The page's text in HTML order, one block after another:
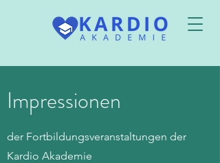
Impressionen
der Fortbildungsveranstaltungen der
Kardio Akademie